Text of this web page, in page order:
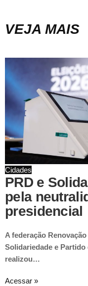
VEJA MAIS
Cidades
PRD e
pela
presidencial
A federação
Solidariedade e Partido
realizou…
Acessar »